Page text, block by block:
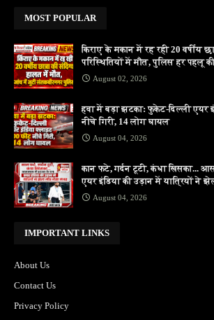
MOST POPULAR
किराए के मकान में रह रही 20 वर्षीय
परिस्थितियों में मौत, पुलिस हर पहलू
August 02, 2026
हवा में बड़ा झटका: फुकेट-दिल्ली एयर
नीचे गिरी, 14 लोग घायल
August 04, 2026
कान फटे, गर्दन टूटी, कंधा खिसका...
एयर इंडिया की उड़ान में यात्रियों ने
August 04, 2026
IMPORTANT LINKS
About Us
Contact Us
Privacy Policy